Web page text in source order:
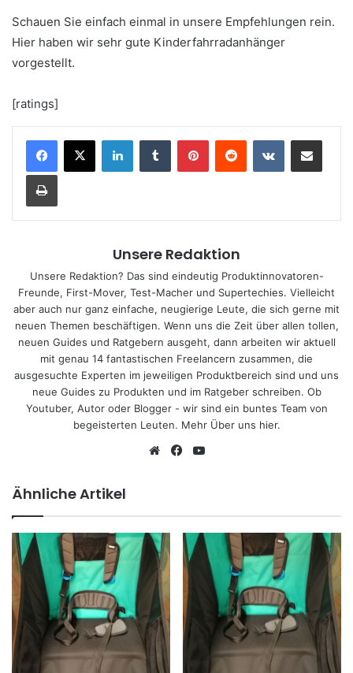
Schauen Sie einfach einmal in unsere Empfehlungen rein.
Hier haben wir sehr gute Kinderfahrradanhänger
vorgestellt.
[ratings]
Unsere Redaktion
Unsere Redaktion? Das sind eindeutig Produktinnovatoren-
Freunde, First-Mover, Test-Macher und Supertechies. Vielleicht
aber auch nur ganz einfache, neugierige Leute, die sich gerne mit
neuen Themen beschäftigen. Wenn uns die Zeit über allen tollen,
neuen Guides und Ratgebern ausgeht, dann arbeiten wir aktuell
mit genau 14 fantastischen Freelancern zusammen, die
ausgesuchte Experten im jeweiligen Produktbereich sind und uns
neue Guides zu Produkten und im Ratgeber schreiben. Ob
Youtuber, Autor oder Blogger - wir sind ein buntes Team von
begeisterten Leuten. Mehr Über uns hier.
We
Fa
Ähnliche Artikel